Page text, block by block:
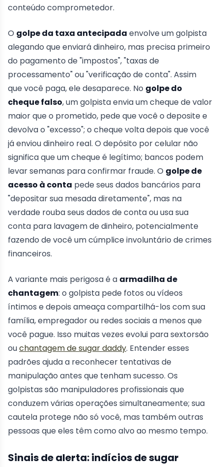
conteúdo comprometedor.
O golpe da taxa antecipada envolve um golpista
alegando que enviará dinheiro, mas precisa primeiro
do pagamento de "impostos", "taxas de
processamento" ou "verificação de conta". Assim
que você paga, ele desaparece. No golpe do
cheque falso, um golpista envia um cheque de valor
maior que o prometido, pede que você o deposite e
devolva o "excesso"; o cheque volta depois que você
já enviou dinheiro real. O depósito por celular não
significa que um cheque é legítimo; bancos podem
levar semanas para confirmar fraude. O golpe de
acesso à conta pede seus dados bancários para
"depositar sua mesada diretamente", mas na
verdade rouba seus dados de conta ou usa sua
conta para lavagem de dinheiro, potencialmente
fazendo de você um cúmplice involuntário de crimes
financeiros.
A variante mais perigosa é a armadilha de
chantagem: o golpista pede fotos ou vídeos
íntimos e depois ameaça compartilhá-los com sua
família, empregador ou redes sociais a menos que
você pague. Isso muitas vezes evolui para sextorsão
ouchantagem de sugar daddy. Entender esses
padrões ajuda a reconhecer tentativas de
manipulação antes que tenham sucesso. Os
golpistas são manipuladores profissionais que
conduzem várias operações simultaneamente; sua
cautela protege não só você, mas também outras
pessoas que eles têm como alvo ao mesmo tempo.
Sinais de alerta: indícios de sugar